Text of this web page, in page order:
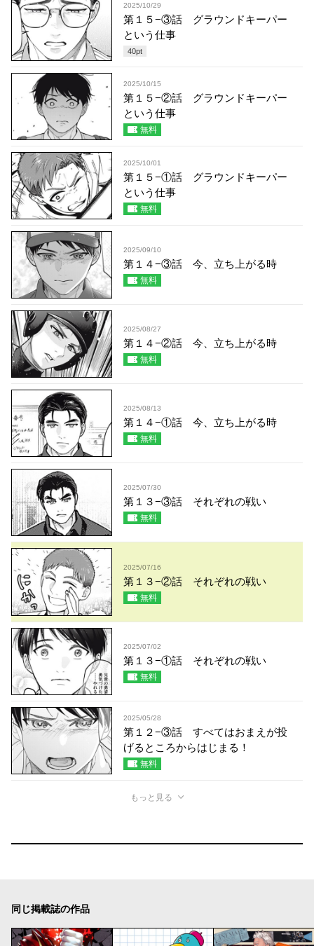
2025/10/29
第１５−③話 グラウンドキーパー
という仕事
40pt
2025/10/15
第１５−②話 グラウンドキーパー
という仕事
無料
2025/10/01
第１５−①話 グラウンドキーパー
という仕事
無料
2025/09/10
第１４−③話 今、立ち上がる時
無料
2025/08/27
第１４−②話 今、立ち上がる時
無料
2025/08/13
第１４−①話 今、立ち上がる時
無料
2025/07/30
第１３−③話 それぞれの戦い
無料
2025/07/16
第１３−②話 それぞれの戦い
無料
2025/07/02
第１３−①話 それぞれの戦い
無料
2025/05/28
第１２−③話 すべてはおまえが投
げるところからはじまる！
無料
もっと見る
同じ掲載誌の作品